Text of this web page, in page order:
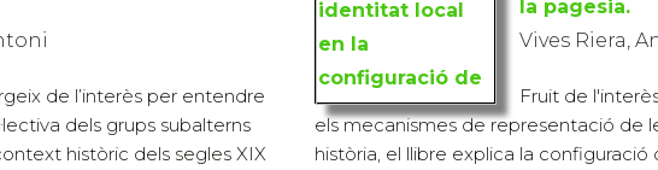
de l’interès per entendre
dels grups subalterns
històric dels segles XIX
la pagesia.
Vives Riera,
Fruit de
els mecanismes de representació de
història, el llibre explica la configuració